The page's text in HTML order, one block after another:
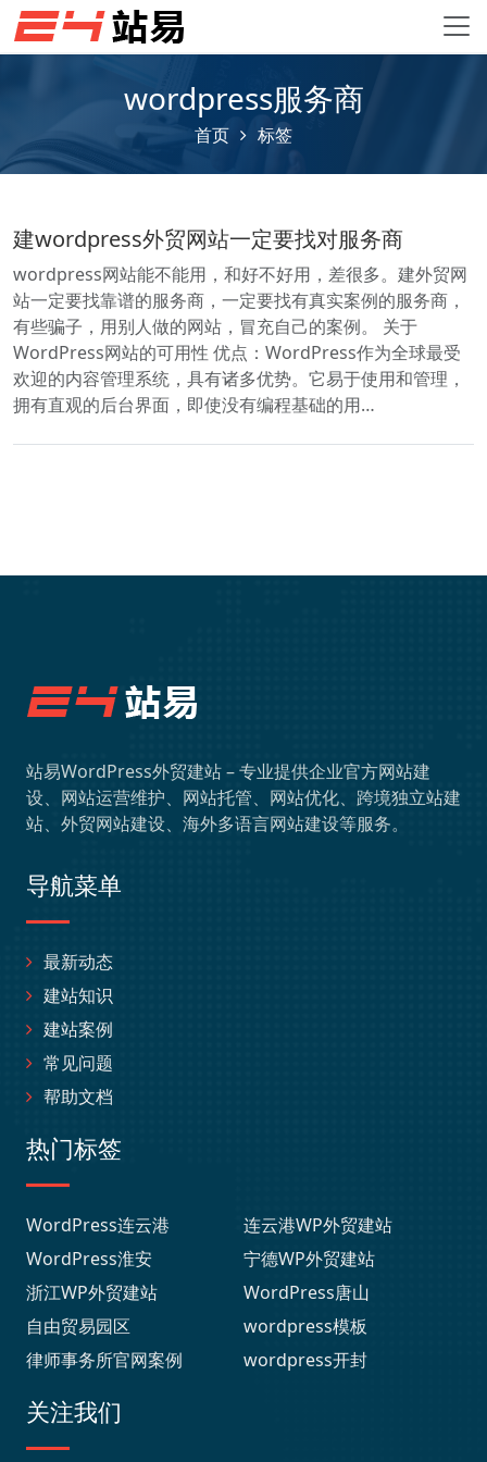
wordpress服务商
首页 标签
建wordpress外贸网站一定要找对服务商
wordpress网站能不能用，和好不好用，差很多。建外贸网
站一定要找靠谱的服务商，一定要找有真实案例的服务商，
有些骗子，用别人做的网站，冒充自己的案例。 关于
WordPress网站的可用性 优点：WordPress作为全球最受
欢迎的内容管理系统，具有诸多优势。它易于使用和管理，
拥有直观的后台界面，即使没有编程基础的用…
站易WordPress外贸建站 – 专业提供企业官方网站建
设、网站运营维护、网站托管、网站优化、跨境独立站建
站、外贸网站建设、海外多语言网站建设等服务。
导航菜单
最新动态
建站知识
建站案例
常见问题
帮助文档
热门标签
WordPress连云港
连云港WP外贸建站
WordPress淮安
宁德WP外贸建站
浙江WP外贸建站
WordPress唐山
自由贸易园区
wordpress模板
律师事务所官网案例
wordpress开封
关注我们